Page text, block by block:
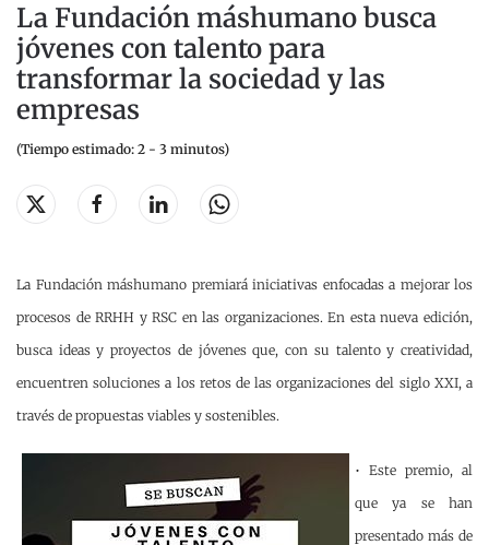
La Fundación máshumano busca
jóvenes con talento para
transformar la sociedad y las
empresas
(Tiempo estimado: 2 - 3 minutos)
La Fundación máshumano premiará iniciativas enfocadas a mejorar los
procesos de RRHH y RSC en las organizaciones.En esta nueva edición,
busca ideas y proyectos de jóvenes que, con su talento y creatividad,
encuentren soluciones a los retos de las organizaciones del siglo XXI, a
través de propuestas viables y sostenibles.
• Este premio, al
que ya se han
presentado más de